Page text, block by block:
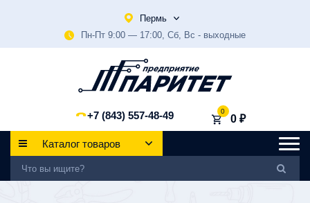
Пермь
Пн-Пт 9:00 — 17:00, Сб, Вс - выходные
+7 (843) 557-48-49 0
0 ₽
Каталог товаров